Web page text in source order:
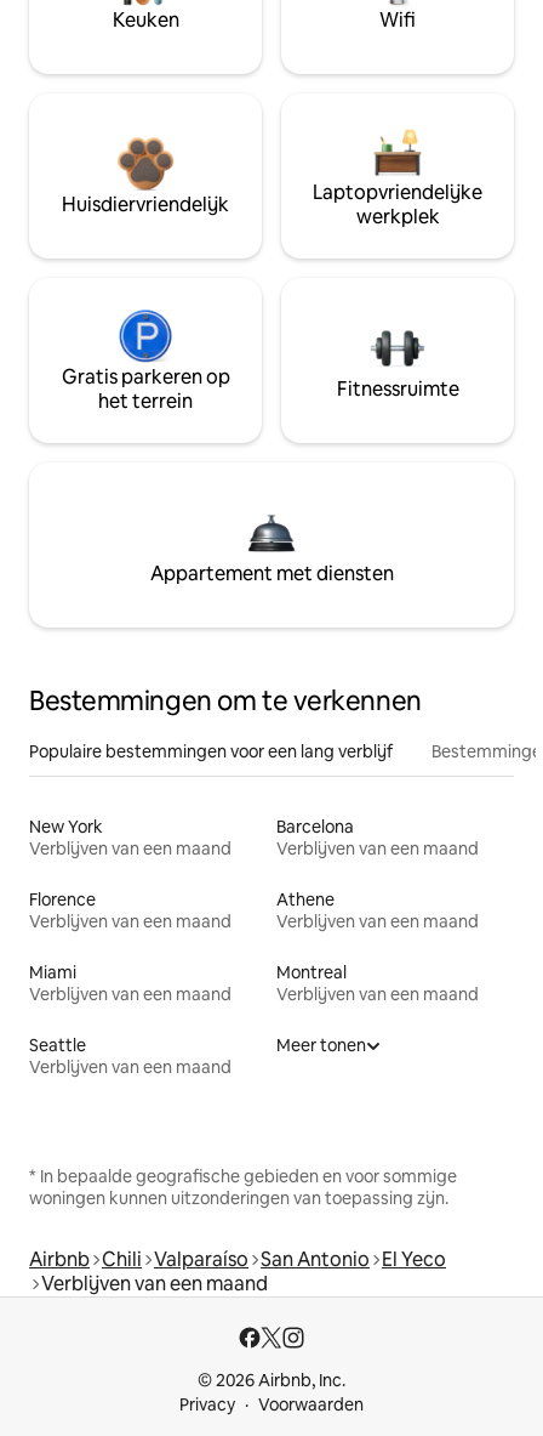
Keuken Wifi
Huisdiervriendelijk
Laptopvriendelijke
werkplek
Gratis parkeren op
het terrein
Fitnessruimte
Appartement met diensten
Bestemmingen om te verkennen
Populaire bestemmingen voor een lang verblijf
New York
Verblijven van een maand
Barcelona
Verblijven van een maand
Florence
Verblijven van een maand
Athene
Verblijven van een maand
Miami
Verblijven van een maand
Montreal
Verblijven van een maand
Seattle
Verblijven van een maand
Meer tonen
* In bepaalde geografische gebieden en voor sommige
woningen kunnen uitzonderingen van toepassing zijn.
Airbnb Chili Valparaíso San Antonio El Yeco
Verblijven van een maand
© 2026 Airbnb, Inc.
Privacy
Voorwaarden